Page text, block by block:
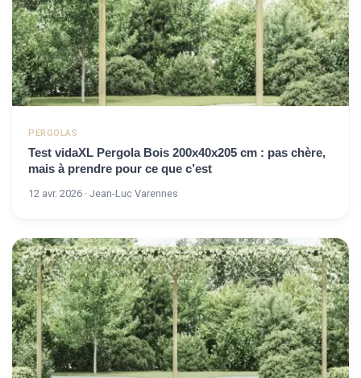
PERGOLAS
Test vidaXL Pergola Bois 200x40x205 cm : pas chère,
mais à prendre pour ce que c’est
12 avr. 2026 · Jean-Luc Varennes